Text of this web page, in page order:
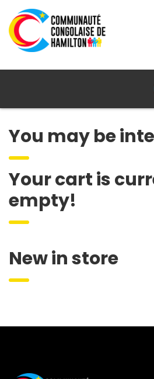
You may be
Your cart is
empty!
New in store